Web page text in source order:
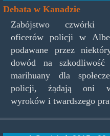
Debata w Kanadzie
Zabójstwo czwórki
oficerów policji w
podawane przez
dowód na szkodliwość
marihuany dla
policji, żądają oni
wyroków i twardszego